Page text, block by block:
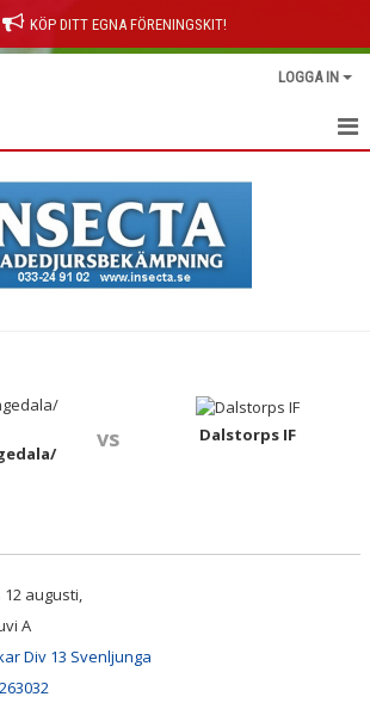
KÖP DITT EGNA FÖRENINGSKIT!
LOGGA IN
vs Dalstorps IF
12 augusti,
A
Div 13 Svenljunga